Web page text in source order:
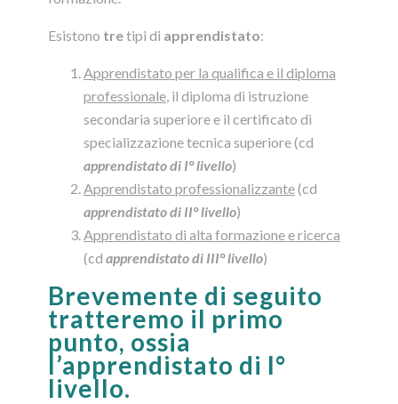
Esistono tretipi di apprendistato:
Apprendistato per la qualifica e il diploma
professionale , il diploma di istruzione
secondaria superiore e il certificato di
specializzazione tecnica superiore (cd
apprendistato di I° livello)
Apprendistato professionalizzante(cd
apprendistato di II° livello)
Apprendistato di alta formazione e ricerca
(cd apprendistato di III° livello)
Brevemente di seguito
tratteremo il primo
punto, ossia
l’apprendistato di I°
livello.